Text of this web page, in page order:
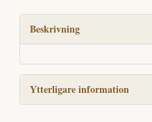
periodu
slavjanovedenija
v
Š vecii
mängd
Beskrivning
Ytterligare information